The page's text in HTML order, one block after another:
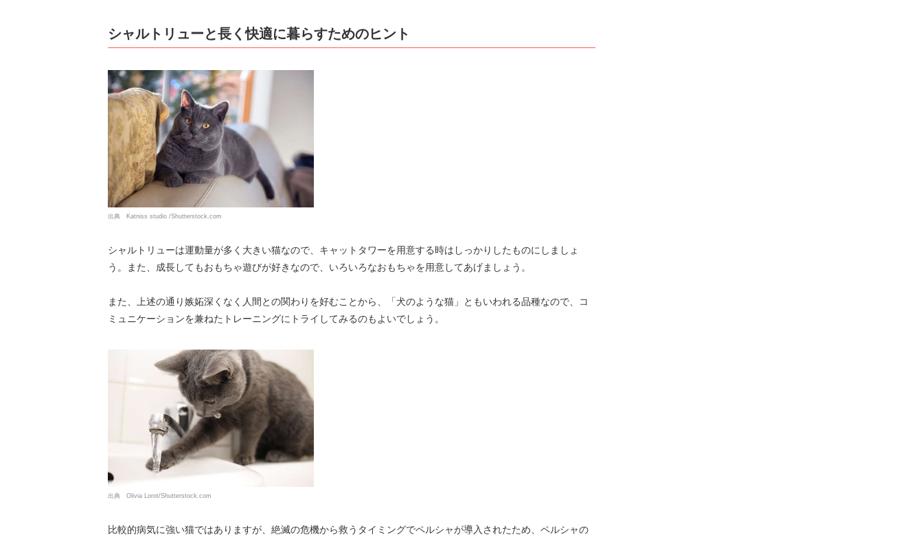
シャルトリューと長く快適に暮らすためのヒント
出典 Katniss studio /Shutterstock.com
シャルトリューは運動量が多く大きい猫なので、キャットタワーを用意する時はしっかりしたものにしましょ
う。また、成長してもおもちゃ遊びが好きなので、いろいろなおもちゃを用意してあげましょう。
また、上述の通り嫉妬深くなく人間との関わりを好むことから、「犬のような猫」ともいわれる品種なので、コ
ミュニケーションを兼ねたトレーニングにトライしてみるのもよいでしょう。
出典 Olivia Lorot/Shutterstock.com
比較的病気に強い猫ではありますが、絶滅の危機から救うタイミングでペルシャが導入されたため、ペルシャの